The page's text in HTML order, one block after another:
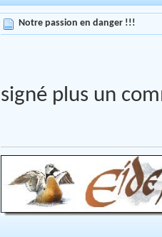
Notre passion en danger !!!
signé plus un